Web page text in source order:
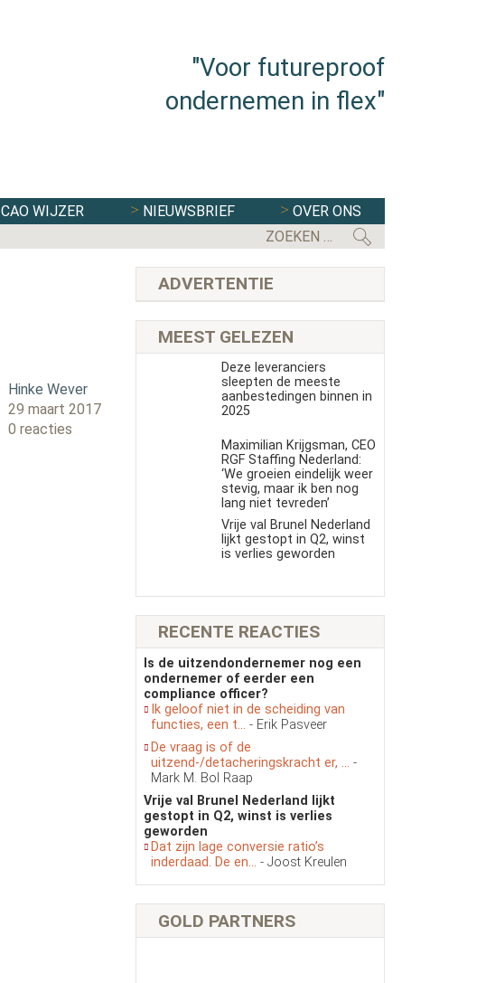
"Voor futureproof
ondernemen in flex"
CAO WIJZER NIEUWSBRIEF
OVER ONS
FLEXBRANCHE WACHT
Hinke Wever
29 maart 2017
0 reacties
ADVERTENTIE
MEEST GELEZEN
Deze leveranciers
sleepten de meeste
aanbestedingen binnen in
2025
Maximilian Krijgsman, CEO
RGF Staffing Nederland:
‘We groeien eindelijk weer
stevig, maar ik ben nog
lang niet tevreden’
Vrije val Brunel Nederland
lijkt gestopt in Q2, winst
is verlies geworden
RECENTE REACTIES
Is de uitzendondernemer nog een
ondernemer of eerder een
compliance officer?
Ik geloof niet in de scheiding van
functies, een t... - Erik Pasveer
De vraag is of de
uitzend-/detacheringskracht er, ... -
Mark M. Bol Raap
Vrije val Brunel Nederland lijkt
gestopt in Q2, winst is verlies
geworden
Dat zijn lage conversie ratio’s
inderdaad. De en... - Joost Kreulen
GOLD PARTNERS